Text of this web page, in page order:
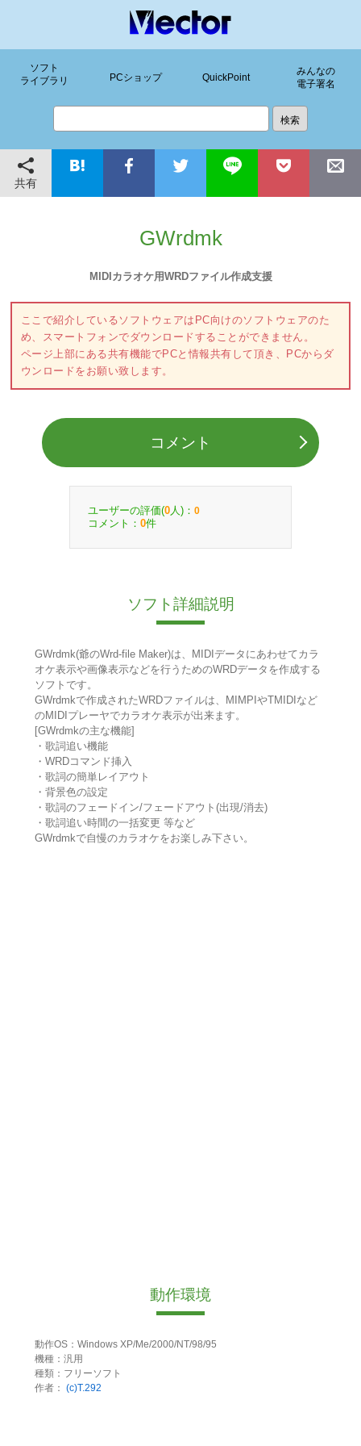
ソフト
ライブラリ
PCショップ QuickPoint
みんなの
電子署名
共有
GWrdmk
MIDIカラオケ用WRDファイル作成支援
ここで紹介しているソフトウェアはPC向けのソフトウェアのた
め、スマートフォンでダウンロードすることができません。
ページ上部にある共有機能でPCと情報共有して頂き、PCからダ
ウンロードをお願い致します。
コメント
ユーザーの評価(0 人)： 0
コメント： 0件
ソフト詳細説明
GWrdmk(爺のWrd-file Maker)は、MIDIデータにあわせてカラ
オケ表示や画像表示などを行うためのWRDデータを作成する
ソフトです。
GWrdmkで作成されたWRDファイルは、MIMPIやTMIDIなど
のMIDIプレーヤでカラオケ表示が出来ます。
[GWrdmkの主な機能]
・歌詞追い機能
・WRDコマンド挿入
・歌詞の簡単レイアウト
・背景色の設定
・歌詞のフェードイン/フェードアウト(出現/消去)
・歌詞追い時間の一括変更 等など
GWrdmkで自慢のカラオケをお楽しみ下さい。
動作環境
動作OS：Windows XP/Me/2000/NT/98/95
機種：汎用
種類：フリーソフト
作者： (c)T.292